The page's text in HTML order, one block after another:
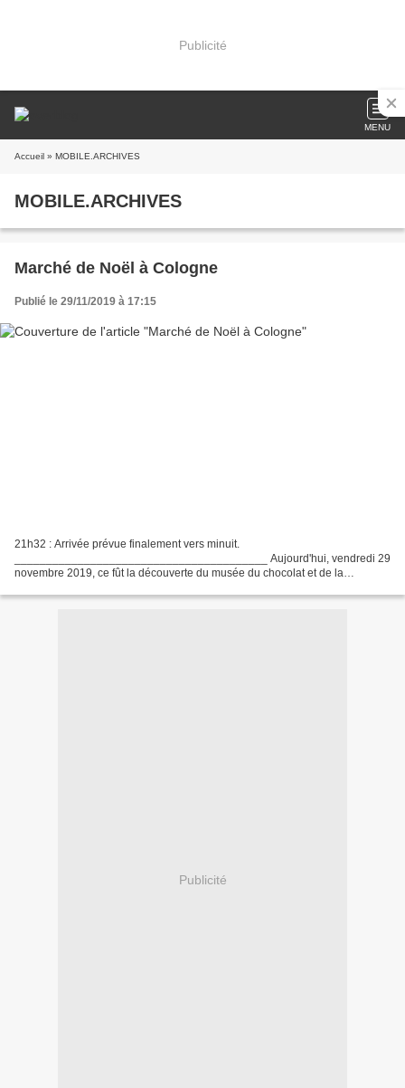
Publicité
MENU
Accueil » MOBILE.ARCHIVES
MOBILE.ARCHIVES
Marché de Noël à Cologne
Publié le 29/11/2019 à 17:15
21h32 : Arrivée prévue finalement vers minuit.
________________________________________ Aujourd'hui, vendredi 29
novembre 2019, ce fût la découverte du musée du chocolat et de la
Publicité